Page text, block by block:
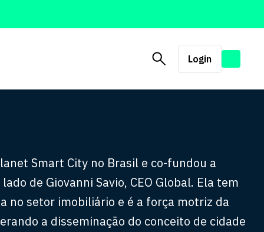
Login
Smart City no Brasil e co-fundou a
de Giovanni Savio, CEO Global. Ela tem
no setor imobiliário e é a força motriz da
a disseminação do conceito de cidade